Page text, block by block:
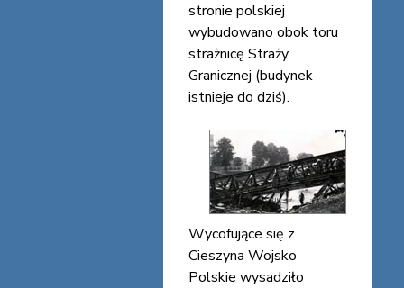
stronie polskiej
wybudowano obok toru
strażnicę Straży
Granicznej (budynek
istnieje do dziś).
Wycofujące się z
Cieszyna Wojsko
Polskie wysadziło